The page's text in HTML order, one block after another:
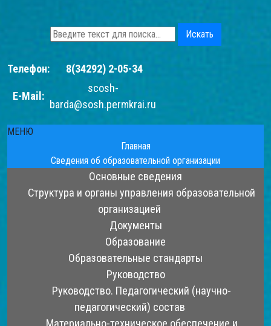
Искать
Телефон: 8(34292) 2-05-34
E-Mail:
scosh-
barda@sosh.permkrai.ru
МЕНЮ
Главная
Сведения об образовательной организации
Основные сведения
Структура и органы управления образовательной
организацией
Документы
Образование
Образовательные стандарты
Руководство
Руководство. Педагогический (научно-
педагогический) состав